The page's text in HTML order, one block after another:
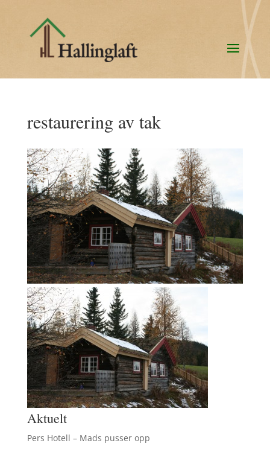
restaurering av tak
Aktuelt
Pers Hotell – Mads pusser opp